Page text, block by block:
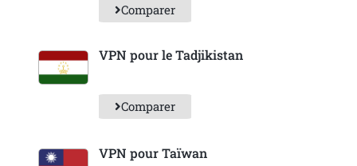
Comparer
VPN pour le Tadjikistan
Comparer
VPN pour Taïwan